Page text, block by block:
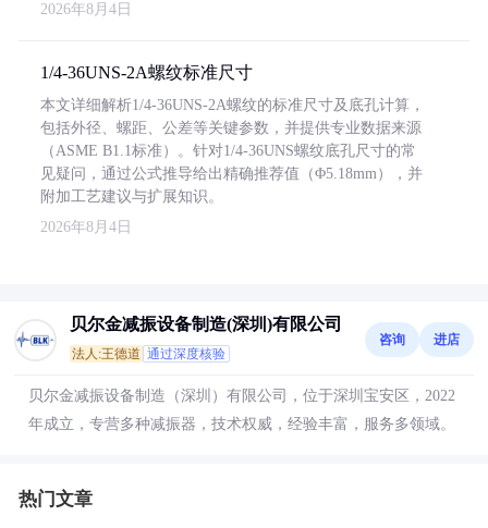
2026年8月4日
1/4-36UNS-2A螺纹标准尺寸
本文详细解析1/4-36UNS-2A螺纹的标准尺寸及底孔计算，
包括外径、螺距、公差等关键参数，并提供专业数据来源
（ASME B1.1标准）。针对1/4-36UNS螺纹底孔尺寸的常
见疑问，通过公式推导给出精确推荐值（Φ5.18mm），并
附加工艺建议与扩展知识。
2026年8月4日
贝尔金减振设备制造(深圳)有限公司
法人:王德道 通过深度核验
咨询 进店
贝尔金减振设备制造（深圳）有限公司，位于深圳宝安区，2022
年成立，专营多种减振器，技术权威，经验丰富，服务多领域。
热门文章